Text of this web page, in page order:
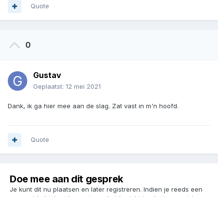
Quote
0
Gustav
Geplaatst: 12 mei 2021
Dank, ik ga hier mee aan de slag. Zat vast in m'n hoofd.
Quote
Doe mee aan dit gesprek
Je kunt dit nu plaatsen en later registreren. Indien je reeds een